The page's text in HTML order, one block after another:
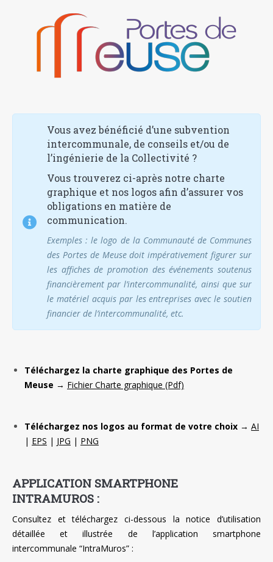
Vous avez bénéficié d’une subvention
intercommunale, de conseils et/ou de
l’ingénierie de la Collectivité ?
Vous trouverez ci-après notre charte
graphique et nos logos afin d’assurer vos
obligations en matière de
communication.
Exemples : le logo de la Communauté de Communes
des Portes de Meuse doit impérativement figurer sur
les affiches de promotion des événements soutenus
financièrement par l’intercommunalité, ainsi que sur
le matériel acquis par les entreprises avec le soutien
financier de l’intercommunalité, etc.
Téléchargez la charte graphique des Portes de
Meuse → Fichier Charte graphique (Pdf)
Téléchargez nos logos au format de votre choix → AI
| EPS | JPG | PNG
APPLICATION SMARTPHONE
INTRAMUROS :
Consultez et téléchargez ci-dessous la notice d’utilisation
détaillée et illustrée de l’application smartphone
intercommunale “IntraMuros” :